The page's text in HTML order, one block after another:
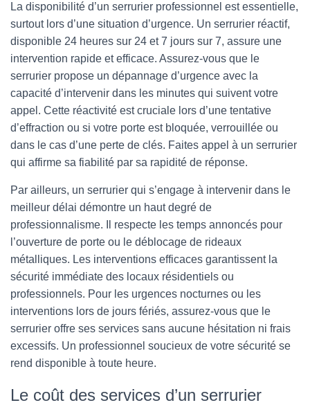
La disponibilité d’un serrurier professionnel est essentielle,
surtout lors d’une situation d’urgence. Un serrurier réactif,
disponible 24 heures sur 24 et 7 jours sur 7, assure une
intervention rapide et efficace. Assurez-vous que le
serrurier propose un dépannage d’urgence avec la
capacité d’intervenir dans les minutes qui suivent votre
appel. Cette réactivité est cruciale lors d’une tentative
d’effraction ou si votre porte est bloquée, verrouillée ou
dans le cas d’une perte de clés. Faites appel à un serrurier
qui affirme sa fiabilité par sa rapidité de réponse.
Par ailleurs, un serrurier qui s’engage à intervenir dans le
meilleur délai démontre un haut degré de
professionnalisme. Il respecte les temps annoncés pour
l’ouverture de porte ou le déblocage de rideaux
métalliques. Les interventions efficaces garantissent la
sécurité immédiate des locaux résidentiels ou
professionnels. Pour les urgences nocturnes ou les
interventions lors de jours fériés, assurez-vous que le
serrurier offre ses services sans aucune hésitation ni frais
excessifs. Un professionnel soucieux de votre sécurité se
rend disponible à toute heure.
Le coût des services d’un serrurier